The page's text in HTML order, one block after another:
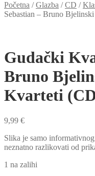
Početna /Glazba /CD /
Sebastian ‎– Bruno
Gudački
Bruno
Kvarteti
9,99 €
Slika je samo
neznatno razlikovati od
1 na zalihi